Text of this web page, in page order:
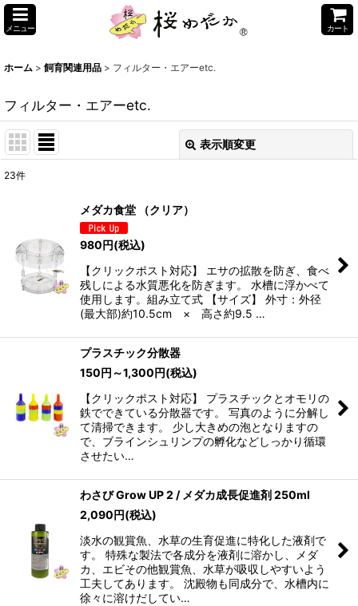
メニュー カート
ホーム > 飼育関連用品 > フィルター・エアーetc.
フィルター・エアーetc.
表示順変更
絞り込む
23件
メダカ食堂 （クリア）
980円(税込)
【クリックポスト対応】 エサの拡散を防ぎ、食べ
残しによる水質悪化を防ぎます。 水槽に浮かべて
使用します。組み立て式 【サイズ】 外寸：外径
(最大部)約10.5cm × 高さ約9.5 …
プラスチック分散器
150円 ～1,300円(税込)
【クリックポスト対応】 プラスチックとオモリの
鉄でできている分散器です。 写真のように分解し
て清掃できます。 少し大きめの泡となりますの
で、ブラインシュリンプの孵化などしっかり循環
させたい…
わさび Grow UP 2 / メダカ成長促進剤 250ml
2,090円(税込)
淡水の観賞魚、水草の生育促進に特化した液剤で
す。 特殊な製法で各成分を液剤に溶かし、メダ
カ、エビその他観賞魚、水草が吸収しやすいよう
工夫してあります。 沈殿物も同成分で、水槽内に
徐々に溶けだしてい…